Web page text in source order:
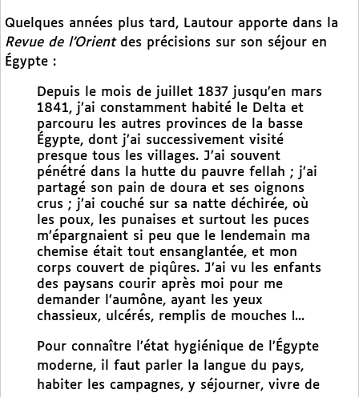
Quelques années plus tard, Lautour apporte dans la
Revue de l’Orientdes précisions sur son séjour en
Égypte :
Depuis le mois de juillet 1837 jusqu’en mars
1841, j’ai constamment habité le Delta et
parcouru les autres provinces de la basse
Égypte, dont j’ai successivement visité
presque tous les villages. J’ai souvent
pénétré dans la hutte du pauvre fellah ; j’ai
partagé son pain de doura et ses oignons
crus ; j’ai couché sur sa natte déchirée, où
les poux, les punaises et surtout les puces
m’épargnaient si peu que le lendemain ma
chemise était tout ensanglantée, et mon
corps couvert de piqûres. J’ai vu les enfants
des paysans courir après moi pour me
demander l’aumône, ayant les yeux
chassieux, ulcérés, remplis de mouches !...
Pour connaître l’état hygiénique de l’Égypte
moderne, il faut parler la langue du pays,
habiter les campagnes, y séjourner, vivre de